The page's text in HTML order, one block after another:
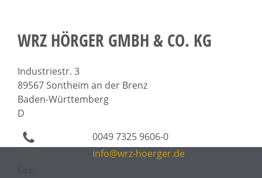
WRZ HÖRGER GMBH & CO. KG
Industriestr. 3
89567 Sontheim an der Brenz
Baden-Württemberg
D
0049 7325 9606-0
info@wrz-hoerger.de